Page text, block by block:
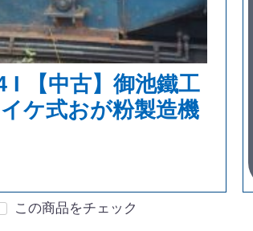
I 【中古】御池鐵工
ケ式おが粉製造機
この商品をチェック